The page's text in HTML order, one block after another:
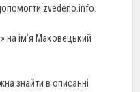
zvedeno.info.
на ім’я Маковецький
знайти в описанні